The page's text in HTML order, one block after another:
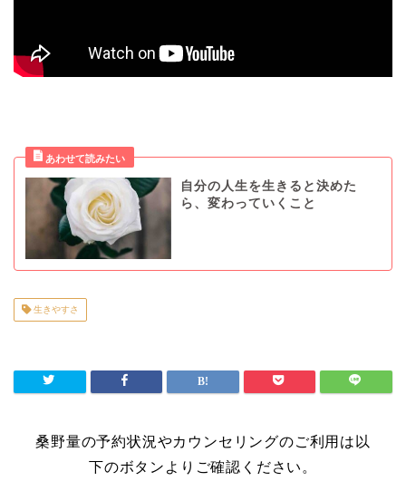
自分の人生を生きると決めた
ら、変わっていくこと
生きやすさ
桑野量の予約状況やカウンセリングのご利用は以
下のボタンよりご確認ください。